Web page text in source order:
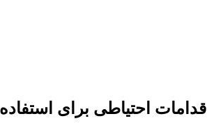
اقدامات احتیاطی برای